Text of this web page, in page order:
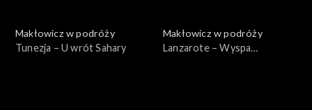
Makłowicz w podróży
Tunezja – U wrót Sahary
Makłowicz w podróży
Lanzarote – Wyspa